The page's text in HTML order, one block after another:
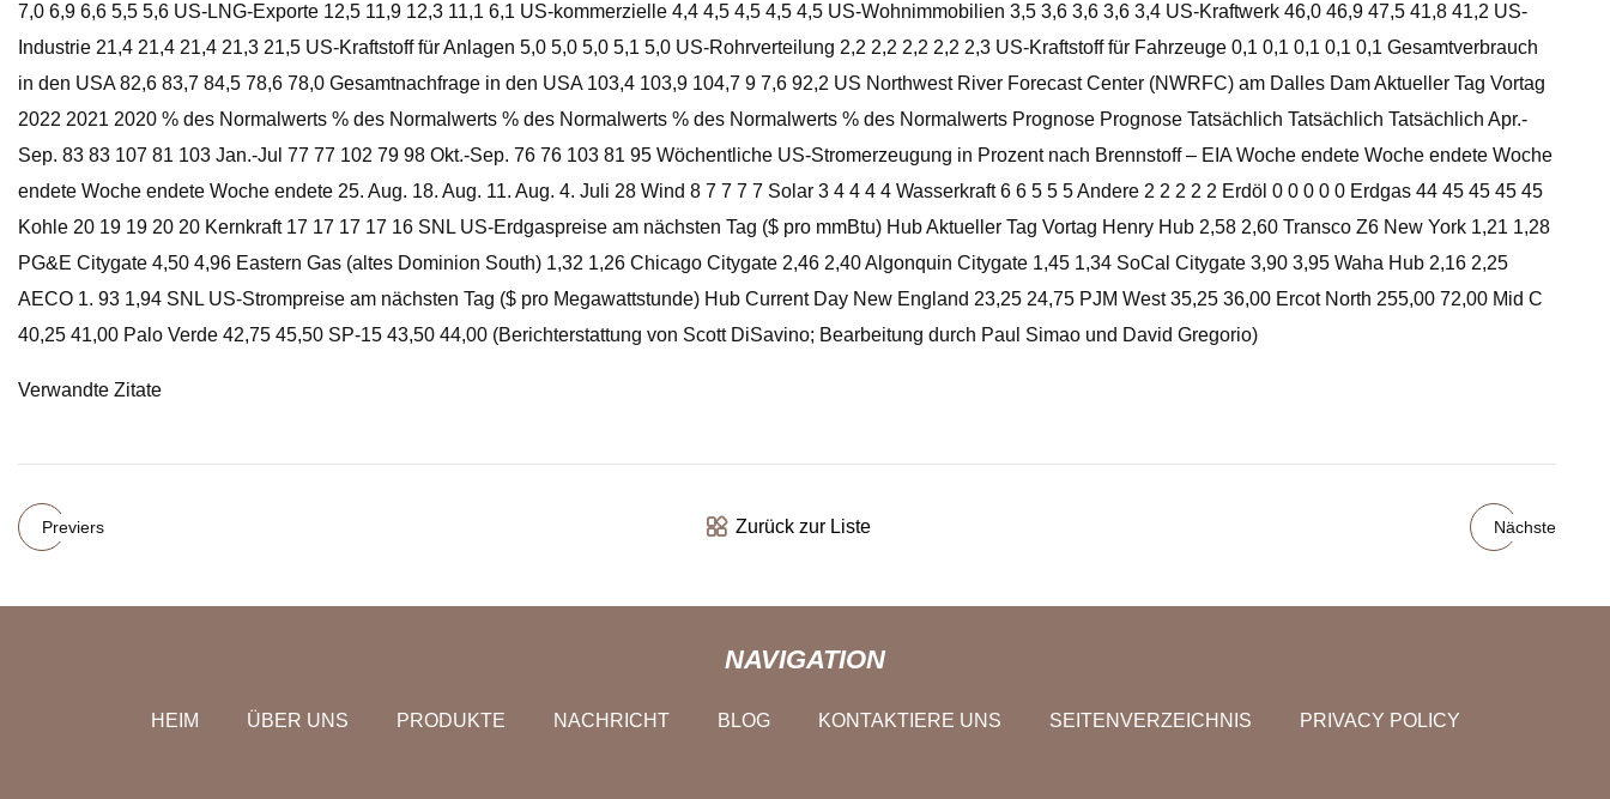
7,0 6,9 6,6 5,5 5,6 US-LNG-Exporte 12,5 11,9 12,3 11,1 6,1 US-kommerzielle 4,4 4,5 4,5 4,5 4,5 US-Wohnimmobilien 3,5 3,6 3,6 3,6 3,4 US-Kraftwerk 46,0 46,9 47,5 41,8 41,2 US-
Industrie 21,4 21,4 21,4 21,3 21,5 US-Kraftstoff für Anlagen 5,0 5,0 5,0 5,1 5,0 US-Rohrverteilung 2,2 2,2 2,2 2,2 2,3 US-Kraftstoff für Fahrzeuge 0,1 0,1 0,1 0,1 0,1 Gesamtverbrauch
in den USA 82,6 83,7 84,5 78,6 78,0 Gesamtnachfrage in den USA 103,4 103,9 104,7 9 7,6 92,2 US Northwest River Forecast Center (NWRFC) am Dalles Dam Aktueller Tag Vortag
2022 2021 2020 % des Normalwerts % des Normalwerts % des Normalwerts % des Normalwerts % des Normalwerts Prognose Prognose Tatsächlich Tatsächlich Tatsächlich Apr.-
Sep. 83 83 107 81 103 Jan.-Jul 77 77 102 79 98 Okt.-Sep. 76 76 103 81 95 Wöchentliche US-Stromerzeugung in Prozent nach Brennstoff – EIA Woche endete Woche endete Woche
endete Woche endete Woche endete 25. Aug. 18. Aug. 11. Aug. 4. Juli 28 Wind 8 7 7 7 7 Solar 3 4 4 4 4 Wasserkraft 6 6 5 5 5 Andere 2 2 2 2 2 Erdöl 0 0 0 0 0 Erdgas 44 45 45 45 45
Kohle 20 19 19 20 20 Kernkraft 17 17 17 17 16 SNL US-Erdgaspreise am nächsten Tag ($ pro mmBtu) Hub Aktueller Tag Vortag Henry Hub 2,58 2,60 Transco Z6 New York 1,21 1,28
PG&E Citygate 4,50 4,96 Eastern Gas (altes Dominion South) 1,32 1,26 Chicago Citygate 2,46 2,40 Algonquin Citygate 1,45 1,34 SoCal Citygate 3,90 3,95 Waha Hub 2,16 2,25
AECO 1. 93 1,94 SNL US-Strompreise am nächsten Tag ($ pro Megawattstunde) Hub Current Day New England 23,25 24,75 PJM West 35,25 36,00 Ercot North 255,00 72,00 Mid C
40,25 41,00 Palo Verde 42,75 45,50 SP-15 43,50 44,00 (Berichterstattung von Scott DiSavino; Bearbeitung durch Paul Simao und David Gregorio)
Verwandte Zitate
Previers Zurück zur Liste Nächste
NAVIGATION
HEIM ÜBER UNS PRODUKTE NACHRICHT BLOG KONTAKTIERE UNS SEITENVERZEICHNIS PRIVACY POLICY